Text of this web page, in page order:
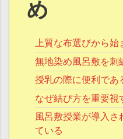
め
上質な布選びから始
無地染め風呂敷を刺
授乳の際に便利であ
なぜ結び方を重要視
風呂敷授業が導入さ
ている